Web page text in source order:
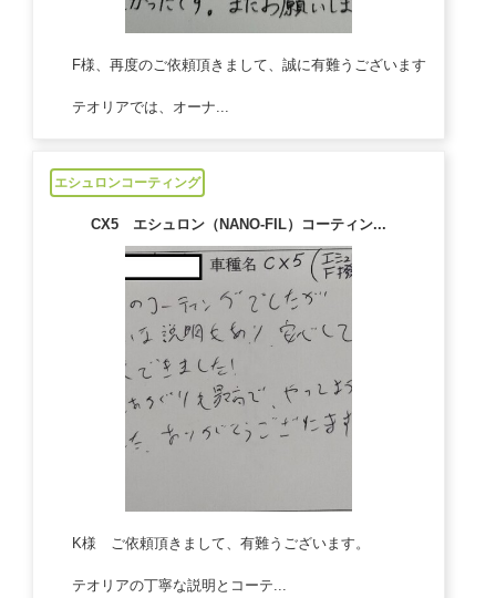
F様、再度のご依頼頂きまして、誠に有難うございます
テオリアでは、オーナ...
エシュロンコーティング
CX5 エシュロン（NANO-FIL）コーティン...
K様 ご依頼頂きまして、有難うございます。
テオリアの丁寧な説明とコーテ...